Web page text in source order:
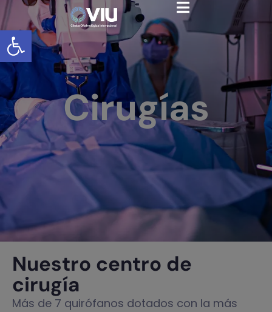
Abrir barra de herramientas
Cirugías
Nuestro centro de
cirugía
Más de 7 quirófanos dotados con la más